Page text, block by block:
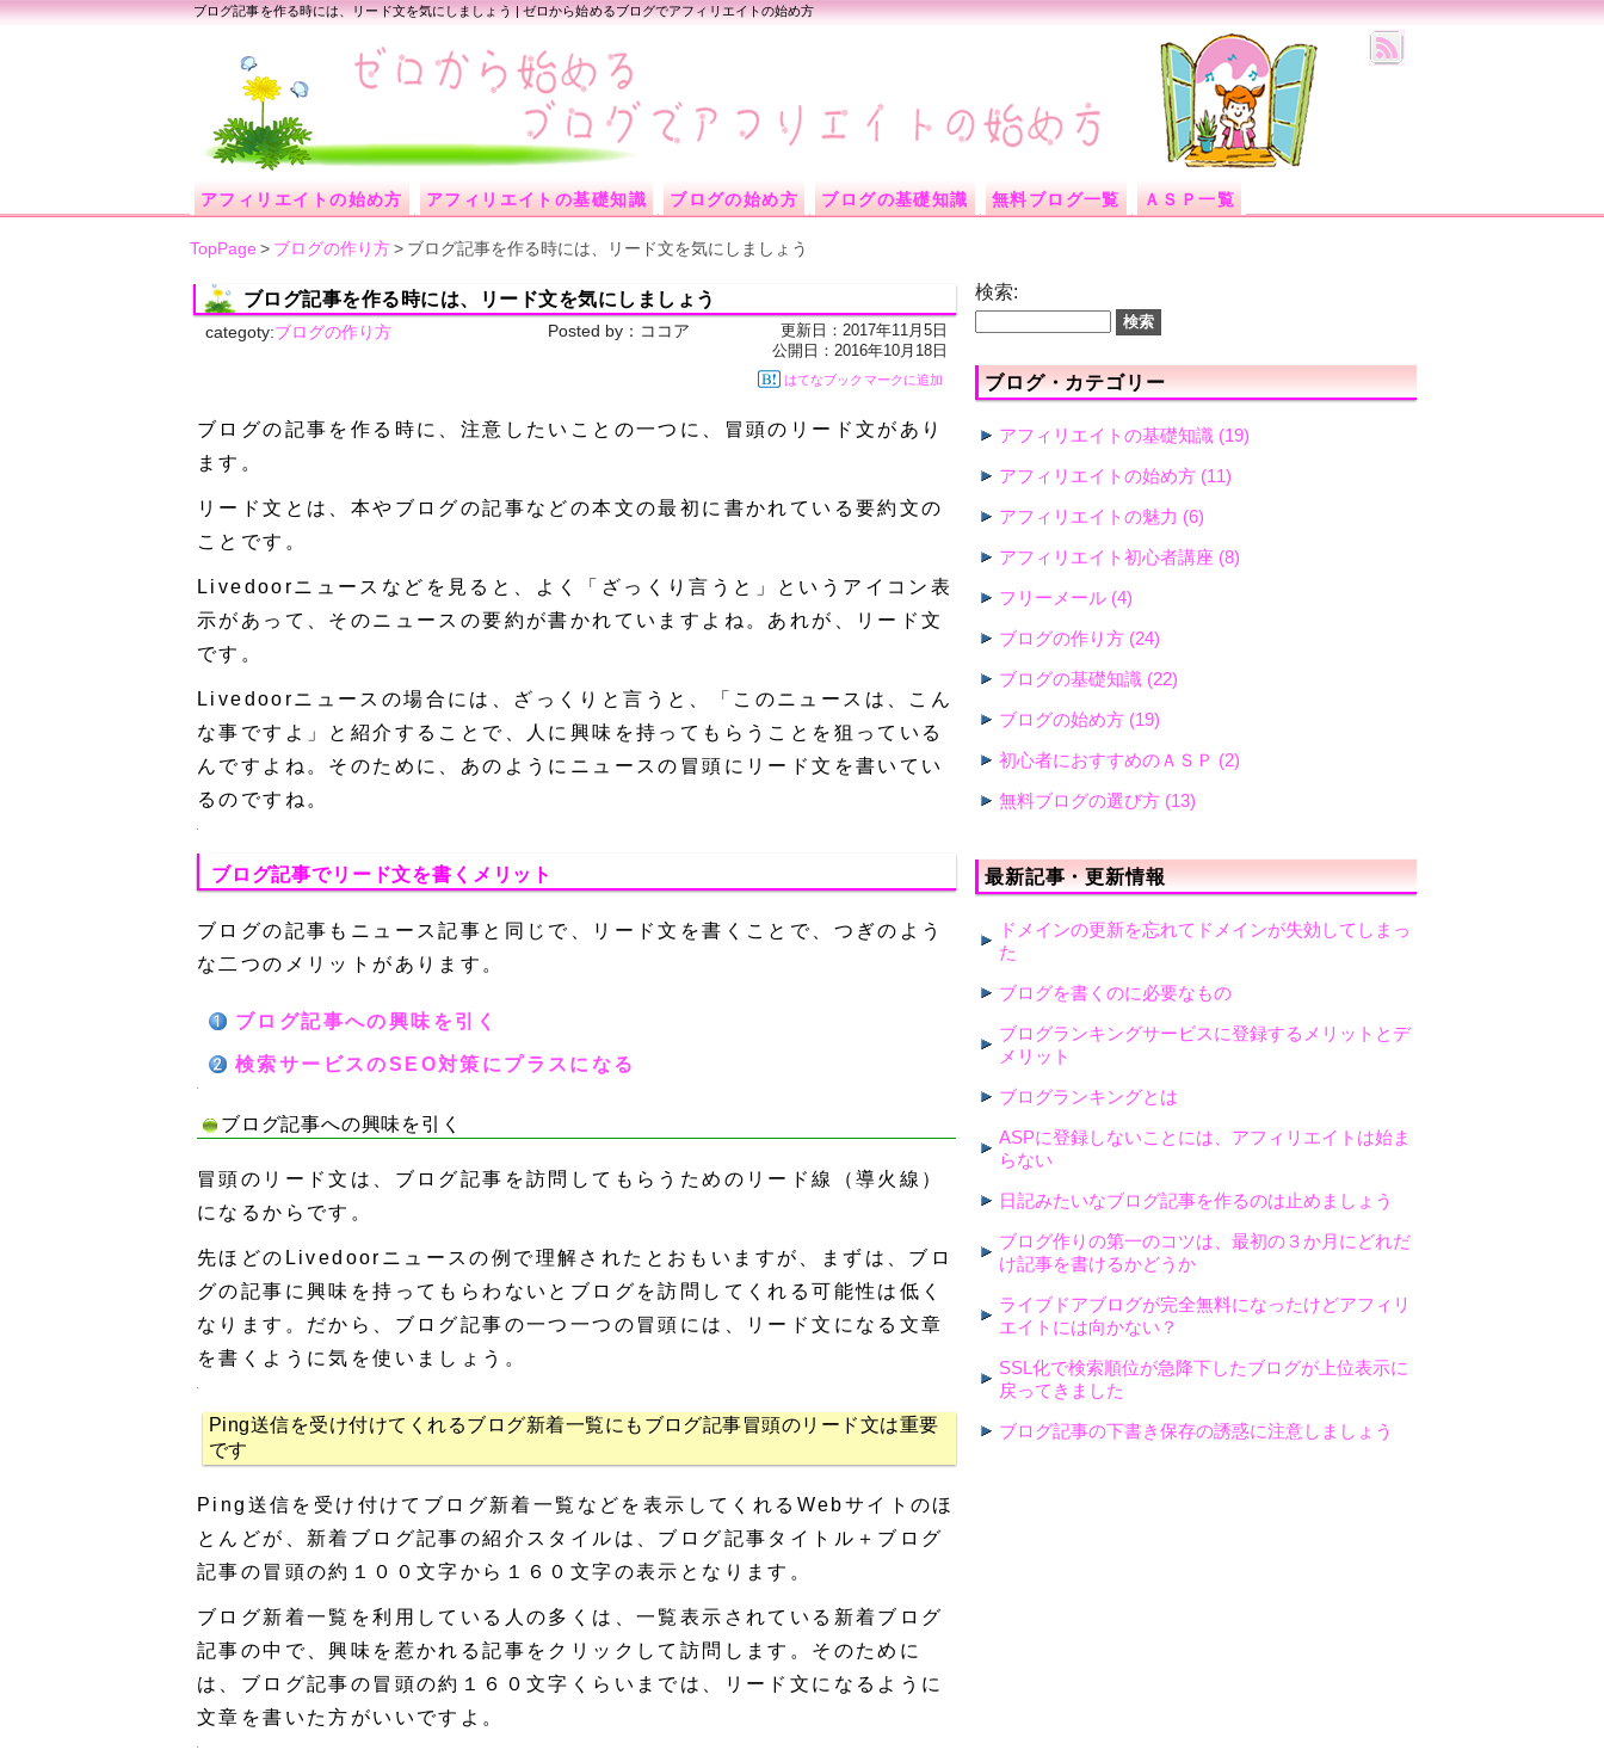
ブログ記事を作る時には、リード文を気にしましょう | ゼロから始めるブログでアフィリエイトの始め方
アフィリエイトの始め方 アフィリエイトの基礎知識 ブログの始め方 ブログの基礎知識 無料ブログ一覧 ＡＳＰ一覧
TopPage > ブログの作り方> ブログ記事を作る時には、リード文を気にしましょう
ブログ記事を作る時には、リード文を気にしましょう
categoty:ブログの作り方 Posted by： ココア 更新日： 2017年11月5日
公開日： 2016年10月18日
はてなブックマークに追加
ブログの記事を作る時に、注意したいことの一つに、冒頭のリード文があり
ます。
リード文とは、本やブログの記事などの本文の最初に書かれている要約文の
ことです。
Livedoorニュースなどを見ると、よく「ざっくり言うと」というアイコン表
示があって、そのニュースの要約が書かれていますよね。あれが、リード文
です。
Livedoorニュースの場合には、ざっくりと言うと、「このニュースは、こん
な事ですよ」と紹介することで、人に興味を持ってもらうことを狙っている
んですよね。そのために、あのようにニュースの冒頭にリード文を書いてい
るのですね。
ブログ記事でリード文を書くメリット
ブログの記事もニュース記事と同じで、リード文を書くことで、つぎのよう
な二つのメリットがあります。
ブログ記事への興味を引く
検索サービスのSEO対策にプラスになる
ブログ記事への興味を引く
冒頭のリード文は、ブログ記事を訪問してもらうためのリード線（導火線）
になるからです。
先ほどのLivedoorニュースの例で理解されたとおもいますが、まずは、ブロ
グの記事に興味を持ってもらわないとブログを訪問してくれる可能性は低く
なります。だから、ブログ記事の一つ一つの冒頭には、リード文になる文章
を書くように気を使いましょう。
Ping送信を受け付けてくれるブログ新着一覧にもブログ記事冒頭のリード文は重要
です
Ping送信を受け付けてブログ新着一覧などを表示してくれるWebサイトのほ
とんどが、新着ブログ記事の紹介スタイルは、ブログ記事タイトル＋ブログ
記事の冒頭の約１００文字から１６０文字の表示となります。
ブログ新着一覧を利用している人の多くは、一覧表示されている新着ブログ
記事の中で、興味を惹かれる記事をクリックして訪問します。そのために
は、ブログ記事の冒頭の約１６０文字くらいまでは、リード文になるように
文章を書いた方がいいですよ。
検索:
ブログ・カテゴリー
アフィリエイトの基礎知識 (19)
アフィリエイトの始め方 (11)
アフィリエイトの魅力 (6)
アフィリエイト初心者講座 (8)
フリーメール (4)
ブログの作り方 (24)
ブログの基礎知識 (22)
ブログの始め方 (19)
初心者におすすめのＡＳＰ (2)
無料ブログの選び方 (13)
最新記事・更新情報
ドメインの更新を忘れてドメインが失効してしまっ
た
ブログを書くのに必要なもの
ブログランキングサービスに登録するメリットとデ
メリット
ブログランキングとは
ASPに登録しないことには、アフィリエイトは始ま
らない
日記みたいなブログ記事を作るのは止めましょう
ブログ作りの第一のコツは、最初の３か月にどれだ
け記事を書けるかどうか
ライブドアブログが完全無料になったけどアフィリ
エイトには向かない？
SSL化で検索順位が急降下したブログが上位表示に
戻ってきました
ブログ記事の下書き保存の誘惑に注意しましょう